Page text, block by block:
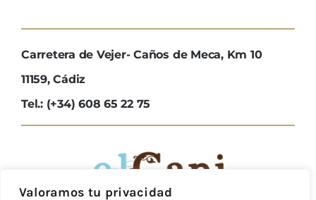
Valoramos tu privacidad
Carretera de Vejer- Caños de Meca, Km 10
11159, Cádiz
Tel.: (+34) 608 65 22 75